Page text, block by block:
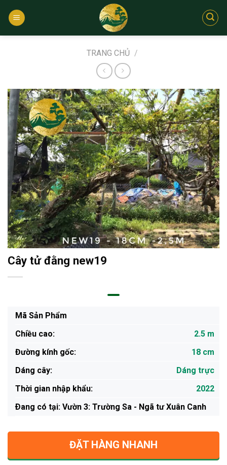
qua
TRANG CHỦ /
Cây tử đằng new19
Mã Sản Phẩm
Chiều cao:
2.5 m
Đường kính gốc:
18 cm
Dáng cây:
Dáng trực
Thời gian nhập khẩu:
2022
Ðang có tại: Vườn 3: Trường Sa - Ngã tư Xuân Canh
ĐẶT HÀNG NHANH